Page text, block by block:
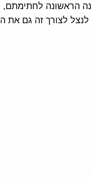
לחתימתם,
לצורך זה גם את